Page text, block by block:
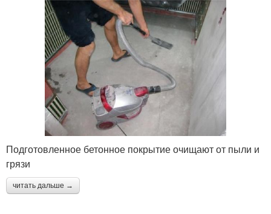
Подготовленное бетонное покрытие очищают от пыли и
грязи
читать дальше →